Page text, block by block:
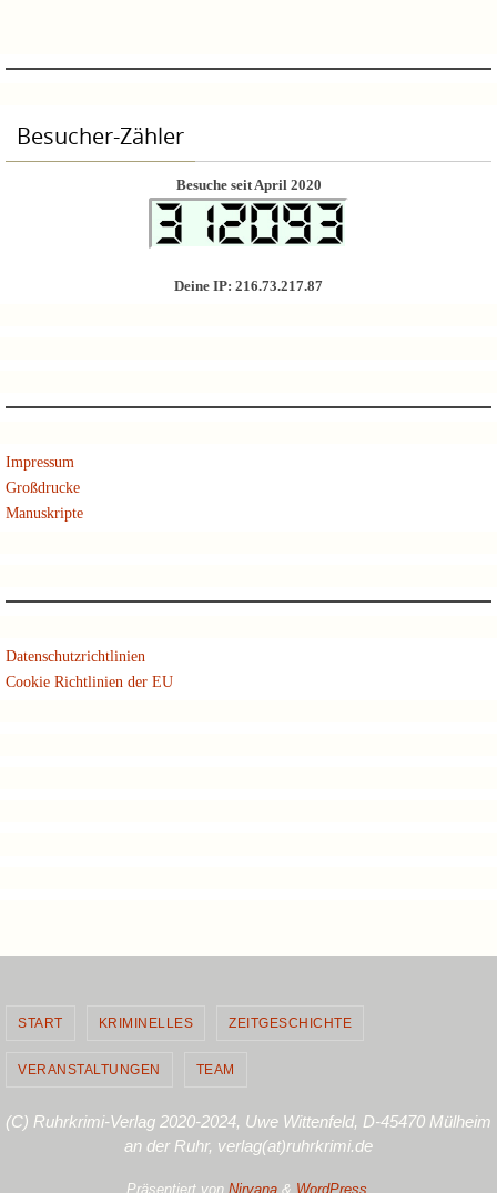
Besucher-Zähler
Besuche seit April 2020
Deine IP: 216.73.217.87
Impressum
Großdrucke
Manuskripte
Datenschutzrichtlinien
Cookie Richtlinien der EU
START KRIMINELLES ZEITGESCHICHTE
VERANSTALTUNGEN TEAM
(C) Ruhrkrimi-Verlag 2020-2024, Uwe Wittenfeld, D-45470 Mülheim
an der Ruhr, verlag(at)ruhrkrimi.de
Präsentiert von Nirvana& WordPress.